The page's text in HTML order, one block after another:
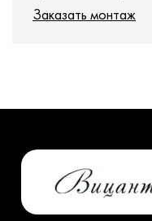
Заказать монтаж